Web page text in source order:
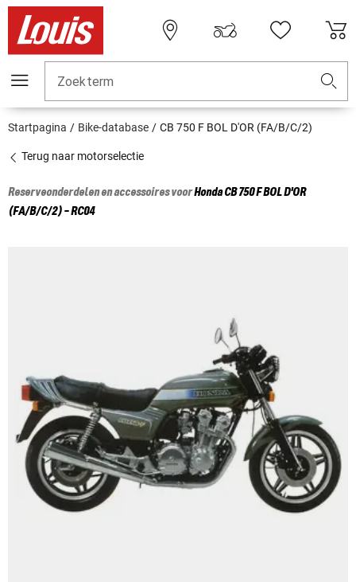
Zoekterm
Startpagina Bike-database CB 750 F BOL D'OR (FA/B/C/2)
Terug naar motorselectie
Reserveonderdelen en accessoires voorHondaCB 750 F BOL D'OR
(FA/B/C/2) - RC04